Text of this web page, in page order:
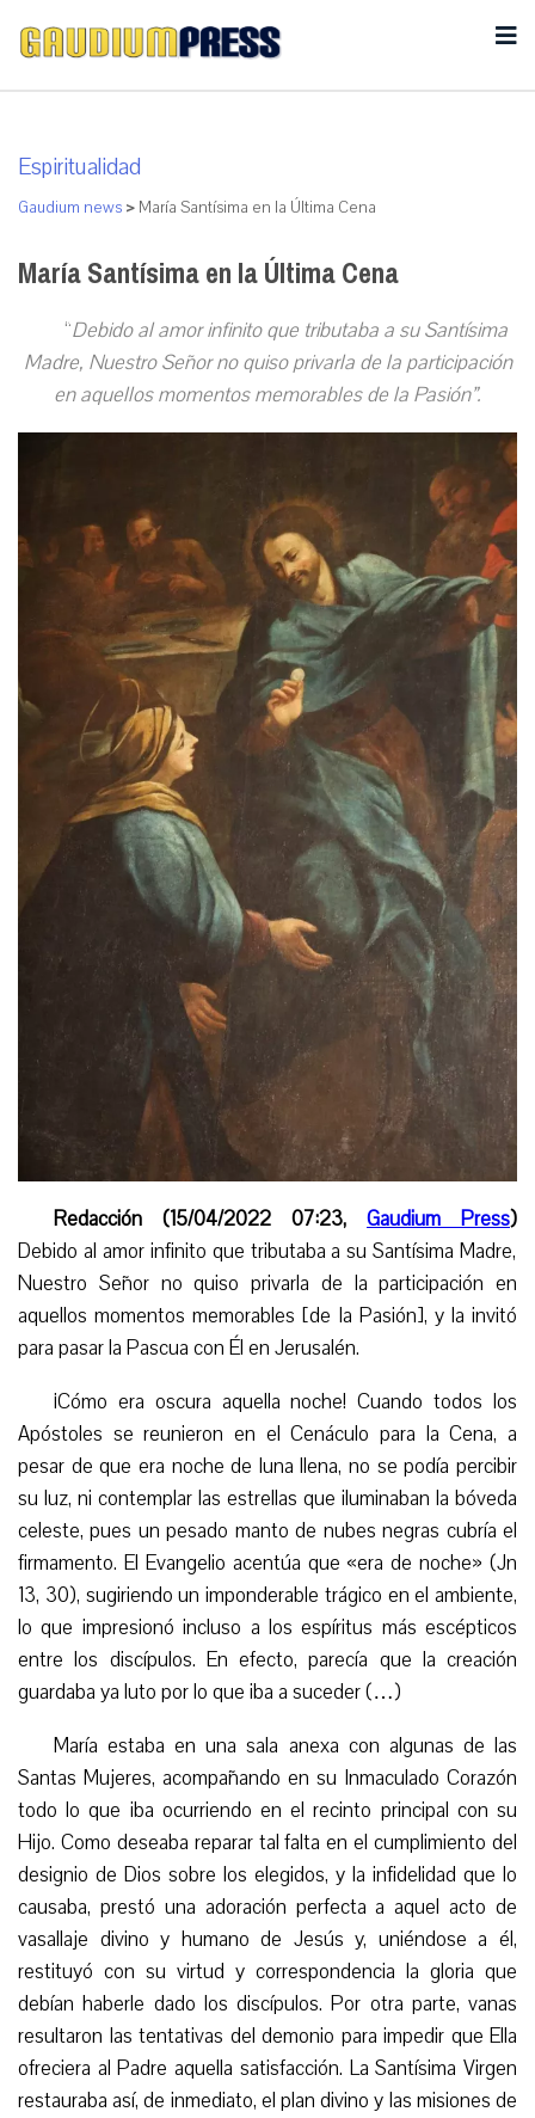
Espiritualidad
Gaudium news > María Santísima en la Última Cena
María Santísima en la Última Cena
“Debido al amor infinito que tributaba a su Santísima
Madre, Nuestro Señor no quiso privarla de la participación
en aquellos momentos memorables de la Pasión”.
Redacción (15/04/2022 07:23, Gaudium Press)
Debido al amor infinito que tributaba a su Santísima Madre,
Nuestro Señor no quiso privarla de la participación en
aquellos momentos memorables [de la Pasión], y la invitó
para pasar la Pascua con Él en Jerusalén.
¡Cómo era oscura aquella noche! Cuando todos los
Apóstoles se reunieron en el Cenáculo para la Cena, a
pesar de que era noche de luna llena, no se podía percibir
su luz, ni contemplar las estrellas que iluminaban la bóveda
celeste, pues un pesado manto de nubes negras cubría el
firmamento. El Evangelio acentúa que «era de noche» (Jn
13, 30), sugiriendo un imponderable trágico en el ambiente,
lo que impresionó incluso a los espíritus más escépticos
entre los discípulos. En efecto, parecía que la creación
guardaba ya luto por lo que iba a suceder (…)
María estaba en una sala anexa con algunas de las
Santas Mujeres, acompañando en su Inmaculado Corazón
todo lo que iba ocurriendo en el recinto principal con su
Hijo. Como deseaba reparar tal falta en el cumplimiento del
designio de Dios sobre los elegidos, y la infidelidad que lo
causaba, prestó una adoración perfecta a aquel acto de
vasallaje divino y humano de Jesús y, uniéndose a él,
restituyó con su virtud y correspondencia la gloria que
debían haberle dado los discípulos. Por otra parte, vanas
resultaron las tentativas del demonio para impedir que Ella
ofreciera al Padre aquella satisfacción. La Santísima Virgen
restauraba así, de inmediato, el plan divino y las misiones de